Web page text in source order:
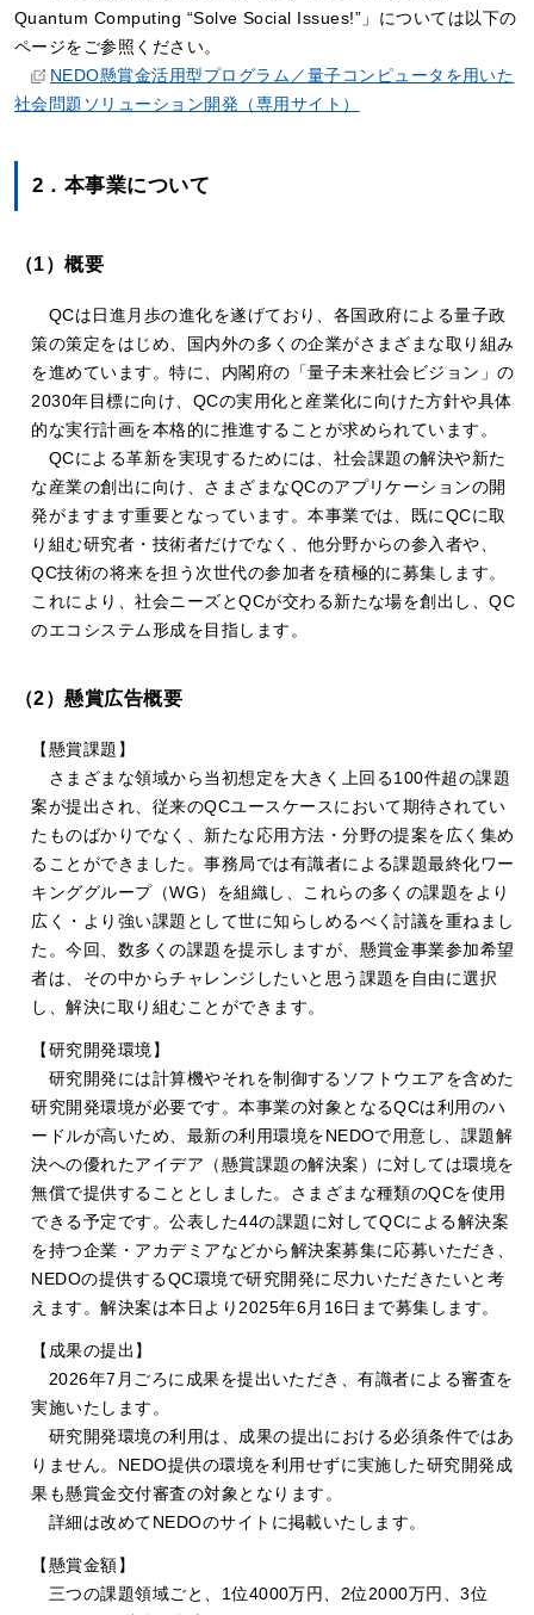
Quantum Computing “Solve Social Issues!”」については以下の
ページをご参照ください。
NEDO懸賞金活用型プログラム／量子コンピュータを用いた
社会問題ソリューション開発（専用サイト）
2．本事業について
（1）概要
QCは日進月歩の進化を遂げており、各国政府による量子政
策の策定をはじめ、国内外の多くの企業がさまざまな取り組み
を進めています。特に、内閣府の「量子未来社会ビジョン」の
2030年目標に向け、QCの実用化と産業化に向けた方針や具体
的な実行計画を本格的に推進することが求められています。
QCによる革新を実現するためには、社会課題の解決や新た
な産業の創出に向け、さまざまなQCのアプリケーションの開
発がますます重要となっています。本事業では、既にQCに取
り組む研究者・技術者だけでなく、他分野からの参入者や、
QC技術の将来を担う次世代の参加者を積極的に募集します。
これにより、社会ニーズとQCが交わる新たな場を創出し、QC
のエコシステム形成を目指します。
（2）懸賞広告概要
【懸賞課題】
さまざまな領域から当初想定を大きく上回る100件超の課題
案が提出され、従来のQCユースケースにおいて期待されてい
たものばかりでなく、新たな応用方法・分野の提案を広く集め
ることができました。事務局では有識者による課題最終化ワー
キンググループ（WG）を組織し、これらの多くの課題をより
広く・より強い課題として世に知らしめるべく討議を重ねまし
た。今回、数多くの課題を提示しますが、懸賞金事業参加希望
者は、その中からチャレンジしたいと思う課題を自由に選択
し、解決に取り組むことができます。
【研究開発環境】
研究開発には計算機やそれを制御するソフトウエアを含めた
研究開発環境が必要です。本事業の対象となるQCは利用のハ
ードルが高いため、最新の利用環境をNEDOで用意し、課題解
決への優れたアイデア（懸賞課題の解決案）に対しては環境を
無償で提供することとしました。さまざまな種類のQCを使用
できる予定です。公表した44の課題に対してQCによる解決案
を持つ企業・アカデミアなどから解決案募集に応募いただき、
NEDOの提供するQC環境で研究開発に尽力いただきたいと考
えます。解決案は本日より2025年6月16日まで募集します。
【成果の提出】
2026年7月ごろに成果を提出いただき、有識者による審査を
実施いたします。
研究開発環境の利用は、成果の提出における必須条件ではあ
りません。NEDO提供の環境を利用せずに実施した研究開発成
果も懸賞金交付審査の対象となります。
詳細は改めてNEDOのサイトに掲載いたします。
【懸賞金額】
三つの課題領域ごと、1位4000万円、2位2000万円、3位